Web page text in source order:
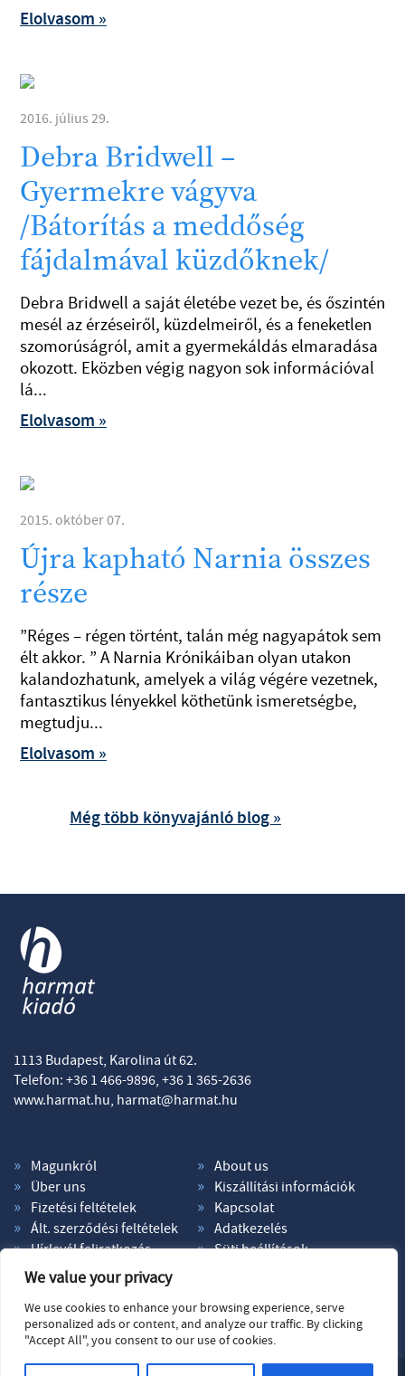
We value your privacy
We use cookies to enhance your browsing experience, serve
personalized ads or content, and analyze our traffic. By clicking
"Accept All", you consent to our use of cookies.
Elolvasom »
2016. július 29.
Debra Bridwell –
Gyermekre vágyva
/Bátorítás a meddőség
fájdalmával küzdőknek/
Debra Bridwell a saját életébe vezet be, és őszintén
mesél az érzéseiről, küzdelmeiről, és a feneketlen
szomorúságról, amit a gyermekáldás elmaradása
okozott. Eközben végig nagyon sok információval
lá...
Elolvasom »
2015. október 07.
Újra kapható Narnia összes
része
”Réges – régen történt, talán még nagyapátok sem
élt akkor. ” A Narnia Krónikáiban olyan utakon
kalandozhatunk, amelyek a világ végére vezetnek,
fantasztikus lényekkel köthetünk ismeretségbe,
megtudju...
Elolvasom »
Még több könyvajánló blog »
1113 Budapest, Karolina út 62.
Telefon: +36 1 466-9896, +36 1 365-2636
www.harmat.hu, harmat@harmat.hu
Magunkról
About us
Über uns
Kiszállítási információk
Fizetési feltételek
Kapcsolat
Ált. szerződési feltételek
Adatkezelés
Hírlevél feliratkozás
Süti beállítások